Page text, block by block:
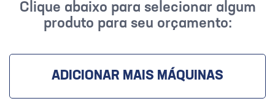
Clique abaixo para selecionar algum
produto para seu orçamento:
ADICIONAR MAIS MÁQUINAS